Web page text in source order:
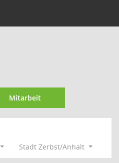
Mitarbeit
Stadt Zerbst/Anhalt